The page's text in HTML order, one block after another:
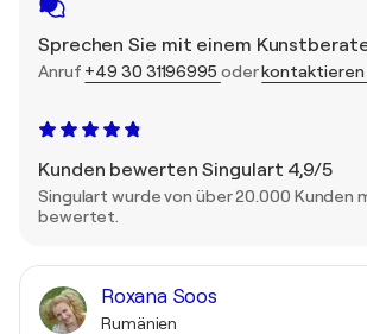
Sprechen Sie mit einem
Anruf +49 30 31196995 oderkontaktieren
Kunden bewerten Singulart 4,9/5
Singulart wurde von über 20.000 Kunden
bewertet.
Roxana Soos
Rumänien